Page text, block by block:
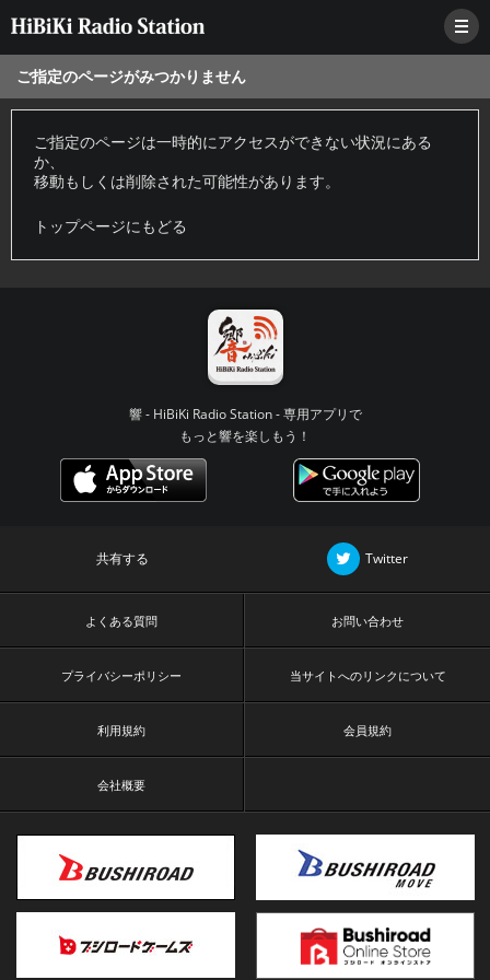
ご指定のページがみつかりません
ご指定のページは一時的にアクセスができない状況にある
か、
移動もしくは削除された可能性があります。
トップページにもどる
響 - HiBiKi Radio Station - 専用アプリで
もっと響を楽しもう！
共有する Twitter
よくある質問 お問い合わせ
プライバシーポリシー 当サイトへのリンクについて
利用規約 会員規約
会社概要